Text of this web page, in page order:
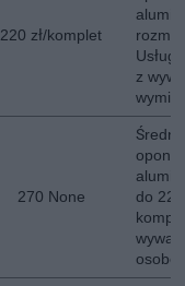
220 zł/komplet
z
270 None
Średni
opon
do 22